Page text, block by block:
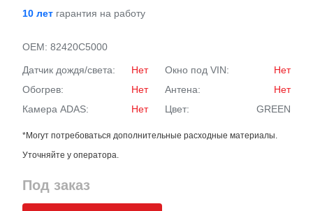
10 лет гарантия на работу
OEM: 82420C5000
Датчик дождя/света: Нет Окно под VIN:
Нет
Обогрев:
Нет Антена:
Нет
Камера ADAS:
Нет Цвет: GREEN
*Могут потребоваться дополнительные расходные материалы.
Уточняйте у оператора.
Под заказ